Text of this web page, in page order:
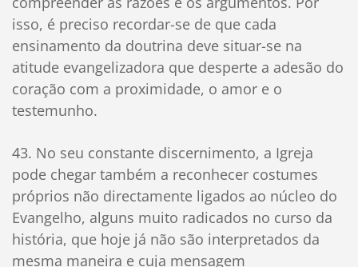
isso, é preciso recordar-se de que cada
ensinamento da doutrina deve situar-se na
atitude evangelizadora que desperte a adesão do
coração com a proximidade, o amor e o
testemunho.
43. No seu constante discernimento, a Igreja
pode chegar também a reconhecer costumes
próprios não directamente ligados ao núcleo do
Evangelho, alguns muito radicados no curso da
história, que hoje já não são interpretados da
mesma maneira e cuja mensagem